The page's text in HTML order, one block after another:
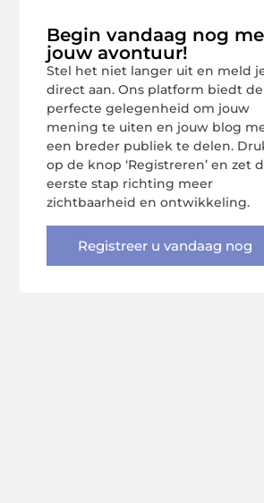
Begin vandaag nog
jouw avontuur!
Stel het niet langer uit en meld
direct aan. Ons platform biedt de
perfecte gelegenheid om jouw
mening te uiten en jouw blog
een breder publiek te delen.
op de knop ‘Registreren’ en zet
eerste stap richting meer
zichtbaarheid en ontwikkeling.
Registreer u vandaag nog